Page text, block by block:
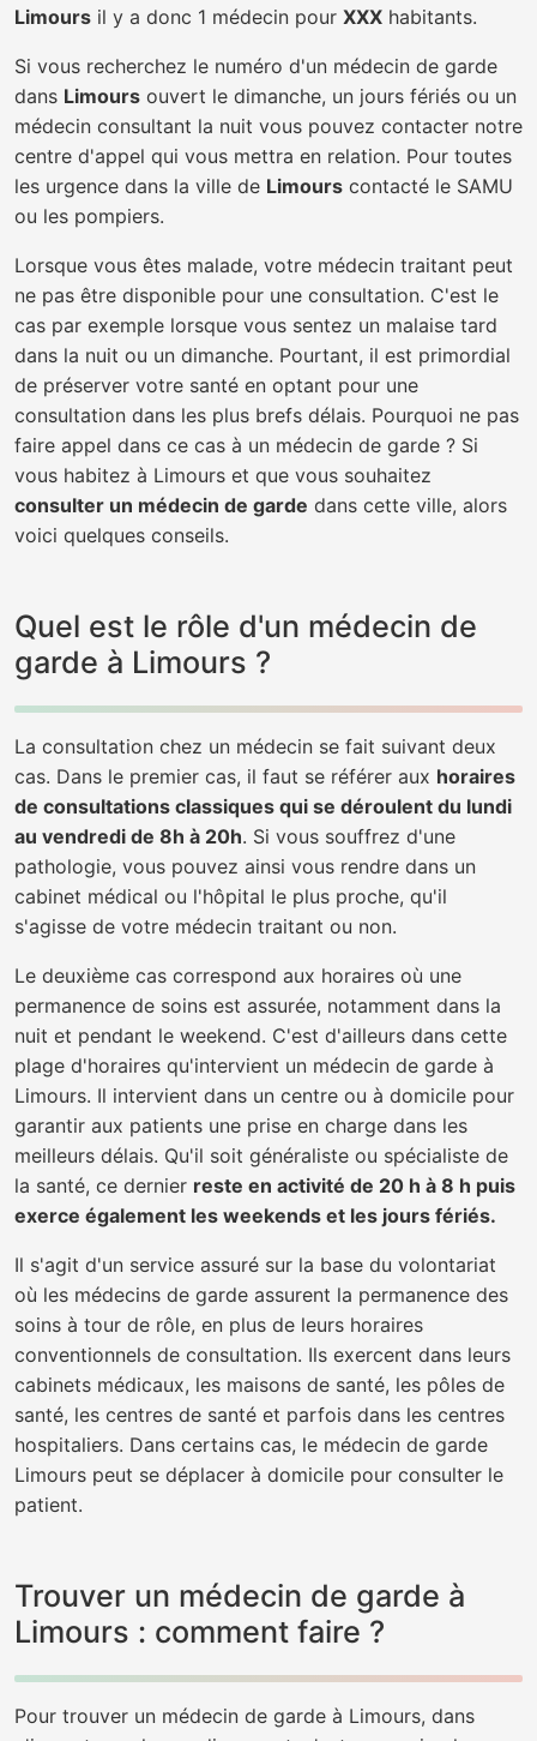
Limours il y a donc 1 médecin pour XXX habitants.
Si vous recherchez le numéro d'un médecin de garde
dans Limours ouvert le dimanche, un jours fériés ou un
médecin consultant la nuit vous pouvez contacter notre
centre d'appel qui vous mettra en relation. Pour toutes
les urgence dans la ville de Limours contacté le SAMU
ou les pompiers.
Lorsque vous êtes malade, votre médecin traitant peut
ne pas être disponible pour une consultation. C'est le
cas par exemple lorsque vous sentez un malaise tard
dans la nuit ou un dimanche. Pourtant, il est primordial
de préserver votre santé en optant pour une
consultation dans les plus brefs délais. Pourquoi ne pas
faire appel dans ce cas à un médecin de garde ? Si
vous habitez à Limours et que vous souhaitez
consulter un médecin de garde dans cette ville, alors
voici quelques conseils.
Quel est le rôle d'un médecin de
garde à Limours ?
La consultation chez un médecin se fait suivant deux
cas. Dans le premier cas, il faut se référer aux horaires
de consultations classiques qui se déroulent du lundi
au vendredi de 8h à 20h. Si vous souffrez d'une
pathologie, vous pouvez ainsi vous rendre dans un
cabinet médical ou l'hôpital le plus proche, qu'il
s'agisse de votre médecin traitant ou non.
Le deuxième cas correspond aux horaires où une
permanence de soins est assurée, notamment dans la
nuit et pendant le weekend. C'est d'ailleurs dans cette
plage d'horaires qu'intervient un médecin de garde à
Limours. Il intervient dans un centre ou à domicile pour
garantir aux patients une prise en charge dans les
meilleurs délais. Qu'il soit généraliste ou spécialiste de
la santé, ce dernier reste en activité de 20 h à 8 h puis
exerce également les weekends et les jours fériés.
Il s'agit d'un service assuré sur la base du volontariat
où les médecins de garde assurent la permanence des
soins à tour de rôle, en plus de leurs horaires
conventionnels de consultation. Ils exercent dans leurs
cabinets médicaux, les maisons de santé, les pôles de
santé, les centres de santé et parfois dans les centres
hospitaliers. Dans certains cas, le médecin de garde
Limours peut se déplacer à domicile pour consulter le
patient.
Trouver un médecin de garde à
Limours : comment faire ?
Pour trouver un médecin de garde à Limours, dans